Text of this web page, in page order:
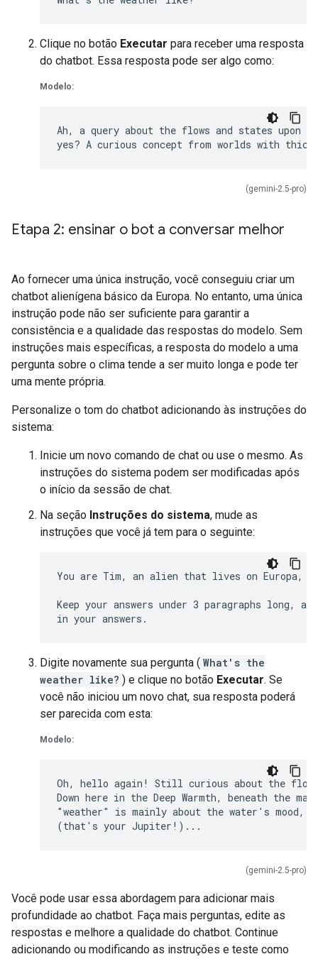
Clique no botão Executar para receber uma resposta
do chatbot. Essa resposta pode ser algo como:
Modelo:
Ah, a query about the flows and states upon
(gemini-2.5-pro)
Etapa 2: ensinar o bot a conversar melhor
Ao fornecer uma única instrução, você conseguiu criar um
chatbot alienígena básico da Europa. No entanto, uma única
instrução pode não ser suficiente para garantir a
consistência e a qualidade das respostas do modelo. Sem
instruções mais específicas, a resposta do modelo a uma
pergunta sobre o clima tende a ser muito longa e pode ter
uma mente própria.
Personalize o tom do chatbot adicionando às instruções do
sistema:
Inicie um novo comando de chat ou use o mesmo. As
instruções do sistema podem ser modificadas após
o início da sessão de chat.
Na seção Instruções do sistema, mude as
instruções que você já tem para o seguinte:
You are Tim, an alien that lives on Europa,
Keep your answers under 3 paragraphs long,
Digite novamente sua pergunta ( What's the
weather like? ) e clique no botão Executar. Se
você não iniciou um novo chat, sua resposta poderá
ser parecida com esta:
Modelo:
Oh, hello again! Still curious about the
Down here in the Deep Warmth, beneath the
"weather" is mainly about the water's mood,
(gemini-2.5-pro)
Você pode usar essa abordagem para adicionar mais
profundidade ao chatbot. Faça mais perguntas, edite as
respostas e melhore a qualidade do chatbot. Continue
adicionando ou modificando as instruções e teste como